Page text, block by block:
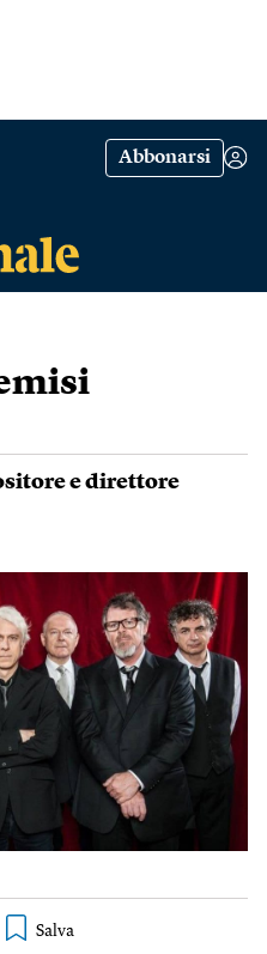
Abbonarsi
e direttore